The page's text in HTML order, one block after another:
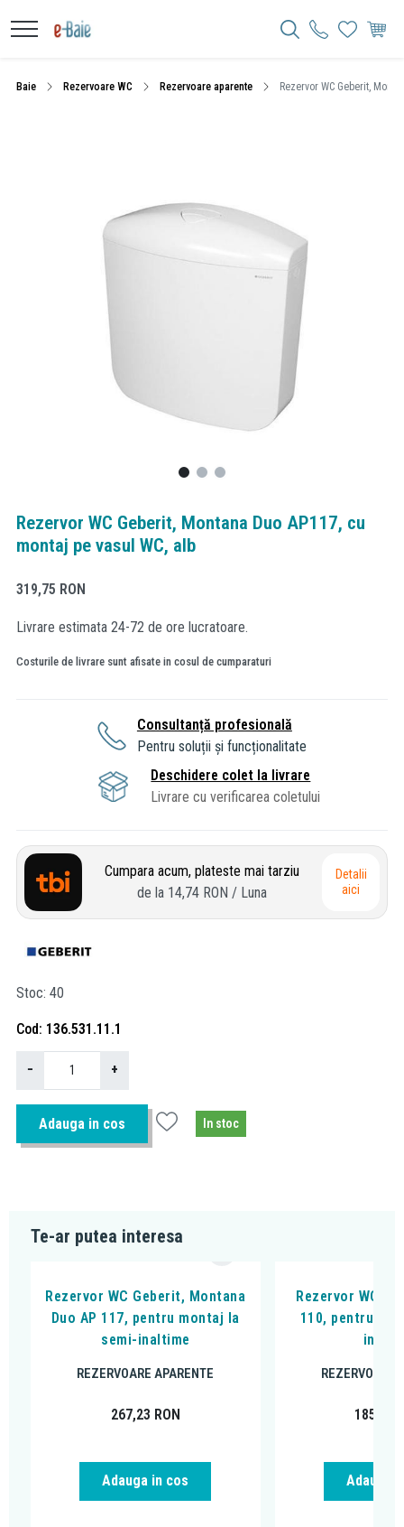
Baie Rezervoare WC Rezervoare aparente Rezervor WC Geberit,
Rezervor WC Geberit, Montana Duo AP117, cu
montaj pe vasul WC, alb
319,75 RON
Livrare estimata 24-72 de ore lucratoare.
Costurile de livrare sunt afisate in cosul de cumparaturi
Consultanță profesională
Pentru soluții și funcționalitate
Deschidere colet la livrare
Livrare cu verificarea coletului
Cumpara acum, plateste mai tarziu
de la 14,74 RON / Luna
Detalii
aici
Stoc 40
Cod 136.531.11.1
− +
Adauga in cos In stoc
Te-ar putea interesa
Rezervor WC Geberit, Montana
Duo AP 117, pentru montaj la
semi-inaltime
REZERVOARE APARENTE
267,23 RON
Adauga in cos
Rezervor WC
110, pentru
REZERVOARE
185,39
Adauga